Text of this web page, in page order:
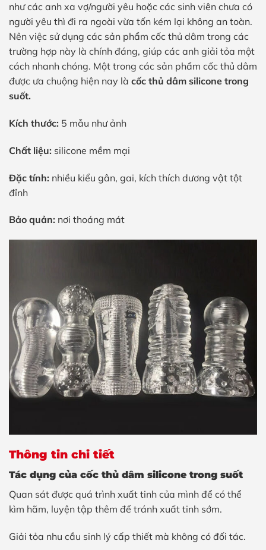
như các anh xa vợ/người yêu hoặc các sinh viên chưa có
người yêu thì đi ra ngoài vừa tốn kém lại không an toàn.
Nên việc sử dụng các sản phẩm cốc thủ dâm trong các
trường hợp này là chính đáng, giúp các anh giải tỏa một
cách nhanh chóng. Một trong các sản phẩm cốc thủ dâm
được ưa chuộng hiện nay là cốc thủ dâm silicone trong
suốt.
Kích thước: 5 mẫu như ảnh
Chất liệu: silicone mềm mại
Đặc tính: nhiều kiểu gân, gai, kích thích dương vật tột
đỉnh
Bảo quản: nơi thoáng mát
Thông tin chi tiết
Tác dụng của cốc thủ dâm silicone trong suốt
Quan sát được quá trình xuất tinh của mình để có thể
kìm hãm, luyện tập thêm để tránh xuất tinh sớm.
Giải tỏa nhu cầu sinh lý cấp thiết mà không có đối tác.